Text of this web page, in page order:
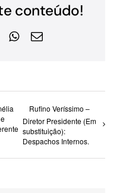
conteúdo!
WhatsApp
E-
Rufino Veríssimo –
Diretor Presidente (Em
substituição):
Despachos Internos.